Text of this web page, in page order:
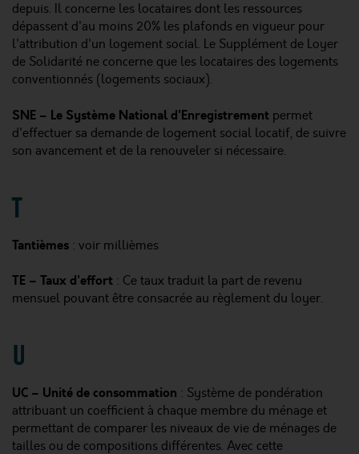
depuis. Il concerne les locataires dont les ressources
dépassent d'au moins 20% les plafonds en vigueur pour
l'attribution d'un logement social. Le Supplément de Loyer
de Solidarité ne concerne que les locataires des logements
conventionnés (logements sociaux).
SNE – Le Système National d'Enregistrement permet
d'effectuer sa demande de logement social locatif, de suivre
son avancement et de la renouveler si nécessaire.
T
Tantièmes : voir millièmes
TE – Taux d'effort : Ce taux traduit la part de revenu
mensuel pouvant être consacrée au règlement du loyer.
U
UC – Unité de consommation : Système de pondération
attribuant un coefficient à chaque membre du ménage et
permettant de comparer les niveaux de vie de ménages de
tailles ou de compositions différentes. Avec cette